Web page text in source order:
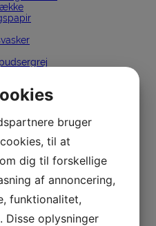
spande
bruger
til at
dig til forskellige
af annoncering,
funktionalitet,
Disse oplysninger